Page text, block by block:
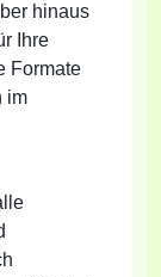
hinaus
Ihre
Formate
im